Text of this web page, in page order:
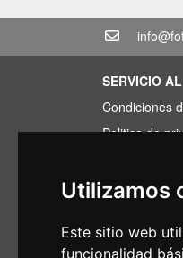
Utilizamos
Este sitio web
funcionalidad
SERVICIO
Condiciones
Politica de
Condiciones
Derecho a